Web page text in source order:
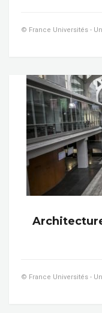
© France Universités -
© France Universités -